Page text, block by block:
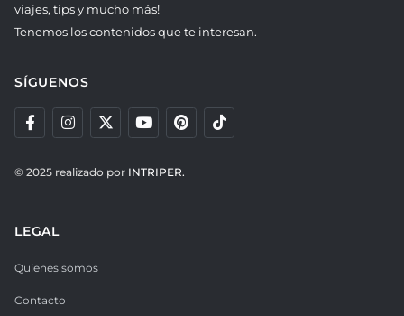
viajes, tips y mucho más!
Tenemos los contenidos que te interesan.
SÍGUENOS
© 2025 realizado por INTRIPER.
LEGAL
Quienes somos
Contacto